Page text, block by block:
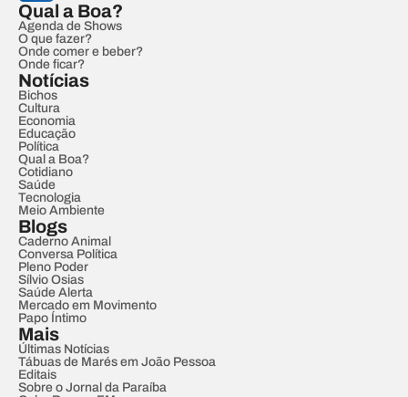
Qual a Boa?
Agenda de Shows
O que fazer?
Onde comer e beber?
Onde ficar?
Notícias
Bichos
Cultura
Economia
Educação
Política
Qual a Boa?
Cotidiano
Saúde
Tecnologia
Meio Ambiente
Blogs
Caderno Animal
Conversa Política
Pleno Poder
Sílvio Osias
Saúde Alerta
Mercado em Movimento
Papo Íntimo
Mais
Últimas Notícias
Tábuas de Marés em João Pessoa
Editais
Sobre o Jornal da Paraíba